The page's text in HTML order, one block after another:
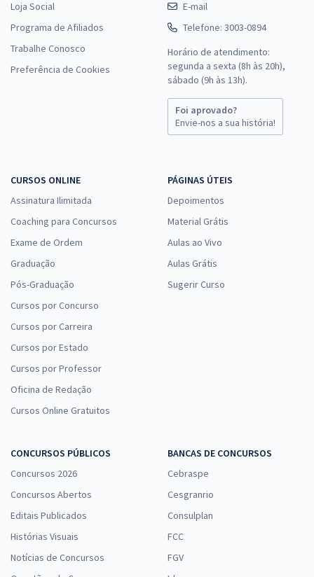
Loja Social
Programa de Afiliados
Trabalhe Conosco
Preferência de Cookies
E-mail
Telefone: 3003-0894
Horário de atendimento:
segunda a sexta (8h às 20h),
sábado (9h às 13h).
Foi aprovado?
Envie-nos a sua história!
CURSOS ONLINE
Assinatura Ilimitada
Coaching para Concursos
Exame de Ordem
Graduação
Pós-Graduação
Cursos por Concurso
Cursos por Carreira
Cursos por Estado
Cursos por Professor
Oficina de Redação
Cursos Online Gratuitos
PÁGINAS ÚTEIS
Depoimentos
Material Grátis
Aulas ao Vivo
Aulas Grátis
Sugerir Curso
CONCURSOS PÚBLICOS
Concursos 2026
Concursos Abertos
Editais Publicados
Histórias Visuais
Notícias de Concursos
BANCAS DE CONCURSOS
Cebraspe
Cesgranrio
Consulplan
FCC
FGV